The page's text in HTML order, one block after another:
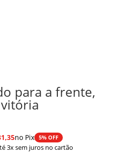
para a frente,
no Pix 5% OFF
3x sem juros no cartão